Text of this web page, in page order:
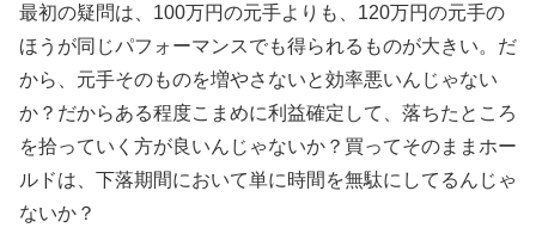
最初の疑問は、100万円の元手よりも、120万円の元手の
ほうが同じパフォーマンスでも得られるものが大きい。だ
から、元手そのものを増やさないと効率悪いんじゃない
か？だからある程度こまめに利益確定して、落ちたところ
を拾っていく方が良いんじゃないか？買ってそのままホー
ルドは、下落期間において単に時間を無駄にしてるんじゃ
ないか？